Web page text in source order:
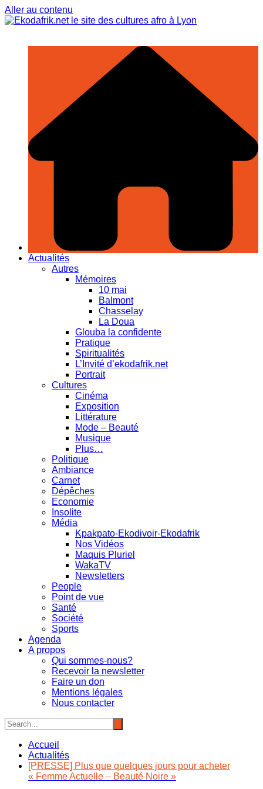
Aller au contenu
Actualités
Autres
Mémoires
10 mai
Balmont
Chasselay
La Doua
Glouba la confidente
Pratique
Spiritualités
L’Invité d’ekodafrik.net
Portrait
Cultures
Cinéma
Exposition
Littérature
Mode – Beauté
Musique
Plus…
Politique
Ambiance
Carnet
Dépêches
Economie
Insolite
Média
Kpakpato-Ekodivoir-Ekodafrik
Nos Vidéos
Maquis Pluriel
WakaTV
Newsletters
People
Point de vue
Santé
Société
Sports
Agenda
A propos
Qui sommes-nous?
Recevoir la newsletter
Faire un don
Mentions légales
Nous contacter
Accueil
Actualités
[PRESSE] Plus que quelques jours pour acheter
« Femme Actuelle – Beauté Noire »